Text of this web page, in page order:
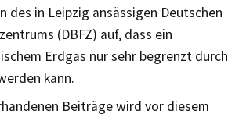
des in Leipzig ansässigen Deutschen
(DBFZ) auf, dass ein
Erdgas nur sehr begrenzt durch
kann.
Beiträge wird vor diesem